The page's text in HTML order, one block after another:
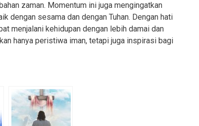
zaman. Momentum ini juga mengingatkan
dengan sesama dan dengan Tuhan. Dengan hati
menjalani kehidupan dengan lebih damai dan
hanya peristiwa iman, tetapi juga inspirasi bagi